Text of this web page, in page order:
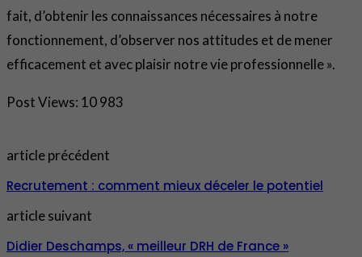
fait, d’obtenir les connaissances nécessaires à notre
fonctionnement, d’observer nos attitudes et de mener
efficacement et avec plaisir notre vie professionnelle ».
Post Views: 10 983
article précédent
Recrutement : comment mieux déceler le potentiel
article suivant
Didier Deschamps, « meilleur DRH de France »